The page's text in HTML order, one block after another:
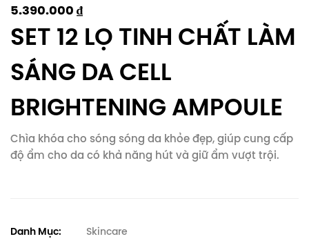
5.390.000₫
SET 12 LỌ TINH CHẤT LÀM
SÁNG DA CELL
BRIGHTENING AMPOULE
Chìa khóa cho sóng sóng da khỏe đẹp, giúp cung cấp
độ ẩm cho da có khả năng hút và giữ ẩm vượt trội.
Danh Mục:
Skincare